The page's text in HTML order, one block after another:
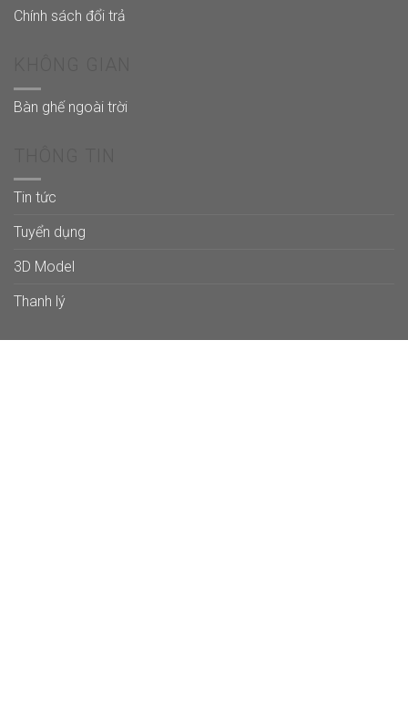
Chính sách đổi trả
Bàn ghế ngoài trời
Tin tức
Tuyển dụng
3D Model
Thanh lý